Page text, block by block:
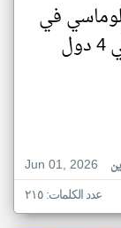
في
إفريقيا بافتتاح ممثليات في 4 دول
Jun 01, 2026
عدد الكلمات: ٢١٥